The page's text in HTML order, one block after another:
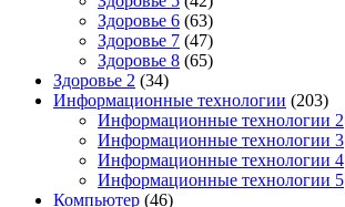
Здоровье 6 (63)
Здоровье 7 (47)
Здоровье 8 (65)
Здоровье 2 (34)
Информационные технологии (203)
Информационные технологии 2
Информационные технологии 3
Информационные технологии 4
Информационные технологии 5
Компьютер (46)